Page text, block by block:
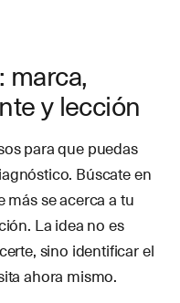
marca,
y lección
para que puedas
Búscate en
más se acerca a tu
La idea no es
sino identificar el
ahora mismo.